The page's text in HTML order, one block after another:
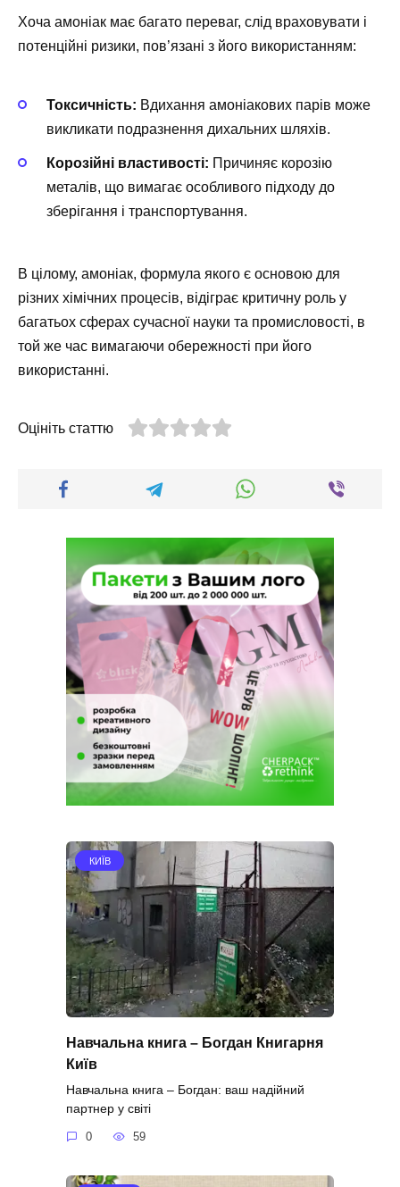
Хоча амоніак має багато переваг, слід враховувати і
потенційні ризики, пов’язані з його використанням:
Токсичність: Вдихання амоніакових парів може
викликати подразнення дихальних шляхів.
Корозійні властивості: Причиняє корозію
металів, що вимагає особливого підходу до
зберігання і транспортування.
В цілому, амоніак, формула якого є основою для
різних хімічних процесів, відіграє критичну роль у
багатьох сферах сучасної науки та промисловості, в
той же час вимагаючи обережності при його
використанні.
Оцініть статтю
КИЇВ
Навчальна книга – Богдан Книгарня
Київ
Навчальна книга – Богдан: ваш надійний
партнер у світі
0 59